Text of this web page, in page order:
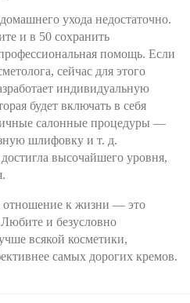
ухода недостаточно.
и в 50 сохранить
помощь. Если
сейчас для этого
индивидуальную
будет включать в себя
салонные процедуры —
шлифовку и т. д.
высочайшего уровня,
отношение к жизни — это
и безусловно
всякой косметики,
самых дорогих кремов.